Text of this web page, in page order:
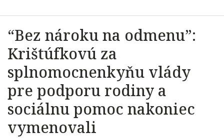
“Bez nároku na odmenu”:
Krištúfkovú za
splnomocnenkyňu vlády
pre podporu rodiny a
sociálnu pomoc nakoniec
vymenovali